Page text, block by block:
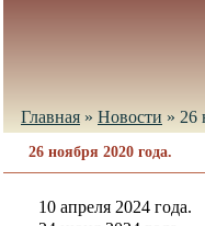
Главная » Новости » 26
26 ноября 2020 года.
10 апреля 2024 года.